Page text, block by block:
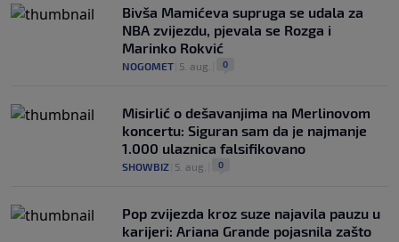
Bivša Mamićeva supruga se udala za
NBA zvijezdu, pjevala se Rozga i
Marinko Rokvić
NOGOMET 5. aug. 0
Misirlić o dešavanjima na Merlinovom
koncertu: Siguran sam da je najmanje
1.000 ulaznica falsifikovano
SHOWBIZ 5. aug. 0
Pop zvijezda kroz suze najavila pauzu u
karijeri: Ariana Grande pojasnila zašto